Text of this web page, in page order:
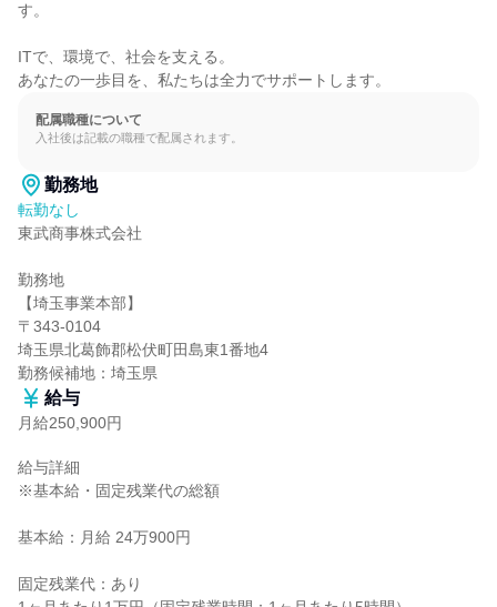
す。
ITで、環境で、社会を支える。
あなたの一歩目を、私たちは全力でサポートします。
配属職種について
入社後は記載の職種で配属されます。
勤務地
転勤なし
東武商事株式会社
勤務地
【埼玉事業本部】
〒343-0104
埼玉県北葛飾郡松伏町田島東1番地4
勤務候補地：埼玉県
給与
月給250,900円
給与詳細
※基本給・固定残業代の総額
基本給：月給 24万900円
固定残業代：あり